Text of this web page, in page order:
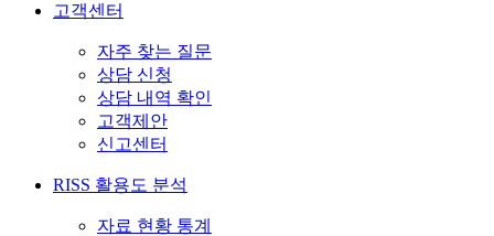
고객센터
자주 찾는 질문
상담 신청
상담 내역 확인
고객제안
신고센터
RISS 활용도 분석
자료 현황 통계